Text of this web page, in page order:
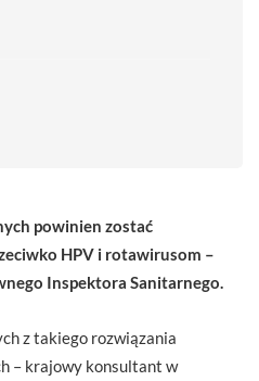
powinien zostać
HPV i rotawirusom –
Inspektora Sanitarnego.
z takiego rozwiązania
– krajowy konsultant w